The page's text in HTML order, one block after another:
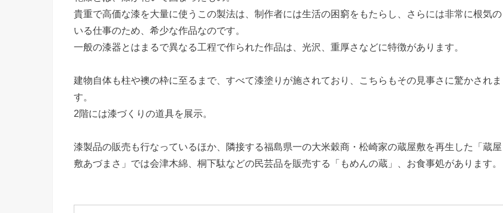
貴重で高価な漆を大量に使うこの製法は、制作者には生活の困窮をもたらし、さらには非常に根気の
いる仕事のため、希少な作品なのです。
一般の漆器とはまるで異なる工程で作られた作品は、光沢、重厚さなどに特徴があります。
建物自体も柱や襖の枠に至るまで、すべて漆塗りが施されており、こちらもその見事さに驚かされま
す。
2階には漆づくりの道具を展示。
漆製品の販売も行なっているほか、隣接する福島県一の大米穀商・松崎家の蔵屋敷を再生した「蔵屋
敷あづまさ」では会津木綿、桐下駄などの民芸品を販売する「もめんの蔵」、お食事処があります。